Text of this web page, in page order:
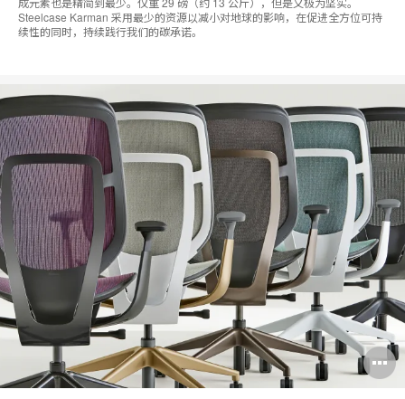
Steelcase Karman 采用最少的资源以减小对地球的影响，在促进全方位可持
续性的同时，持续践行我们的碳承诺。